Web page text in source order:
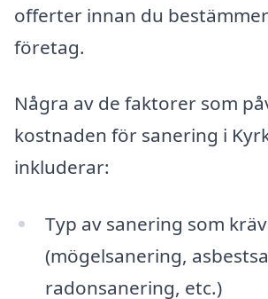
offerter innan du
företag.
Några av de faktorer som
kostnaden för sanering i
inkluderar:
Typ av sanering som
(mögelsanering,
radonsanering, etc.)